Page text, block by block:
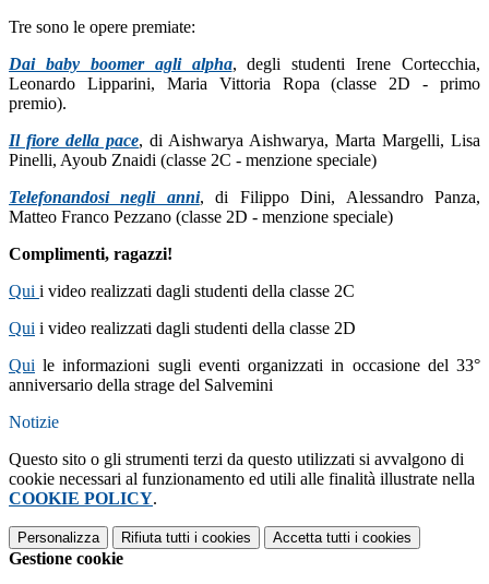
Tre sono le opere premiate:
Dai baby boomer agli alpha, degli studenti Irene Cortecchia,
Leonardo Lipparini, Maria Vittoria Ropa (classe 2D - primo
premio).
Il fiore della pace, di Aishwarya Aishwarya, Marta Margelli, Lisa
Pinelli, Ayoub Znaidi (classe 2C - menzione speciale)
Telefonandosi negli anni, di Filippo Dini, Alessandro Panza,
Matteo Franco Pezzano (classe 2D - menzione speciale)
Complimenti, ragazzi!
Qui i video realizzati dagli studenti della classe 2C
Qui i video realizzati dagli studenti della classe 2D
Qui le informazioni sugli eventi organizzati in occasione del 33°
anniversario della strage del Salvemini
Notizie
Questo sito o gli strumenti terzi da questo utilizzati si avvalgono di
cookie necessari al funzionamento ed utili alle finalità illustrate nella
COOKIE POLICY.
Personalizza Rifiuta tutti i cookies Accetta tutti i cookies
Gestione cookie